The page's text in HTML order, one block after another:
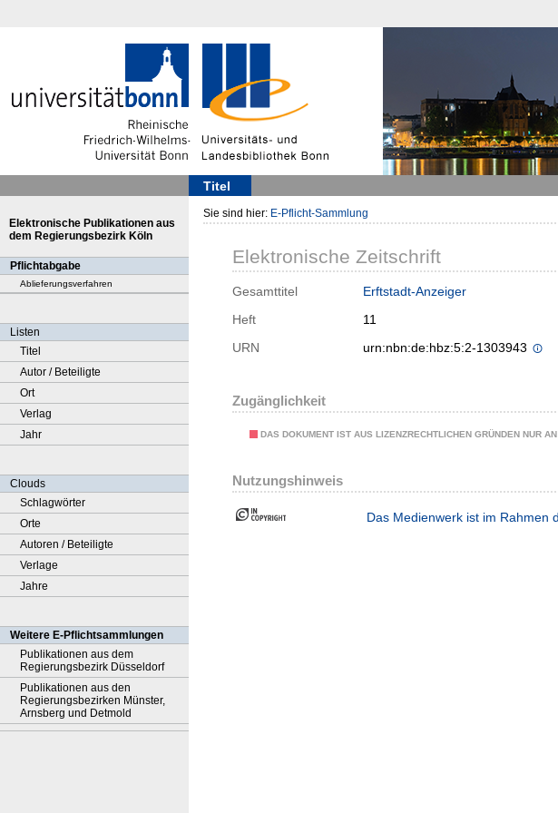
Titel
Elektronische Publikationen aus
dem Regierungsbezirk Köln
Pflichtabgabe
Ablieferungsverfahren
Listen
Titel
Autor / Beteiligte
Ort
Verlag
Jahr
Clouds
Schlagwörter
Orte
Autoren / Beteiligte
Verlage
Jahre
Weitere E-Pflichtsammlungen
Publikationen aus dem
Regierungsbezirk Düsseldorf
Publikationen aus den
Regierungsbezirken Münster,
Arnsberg und Detmold
Sie sind hier: E-Pflicht-Sammlung
Elektronische Zeitschrift
Gesamttitel
Erftstadt-Anzeiger
Heft
11
URN
urn:nbn:de:hbz:5:2-1303943
Zugänglichkeit
DAS DOKUMENT IST AUS LIZENZRECHTLICHEN GRÜNDEN NUR
Nutzungshinweis
Das Medienwerk ist im Rahmen